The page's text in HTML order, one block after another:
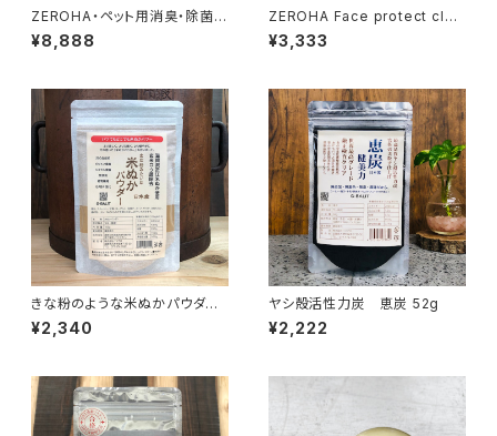
ZEROHA・ペット用消臭・除菌ス
プレー クスノキタイプ 本体約
520mlと詰め替え約1ℓセット
¥8,888
ZEROHA Face protect clea
n care 犬猫用フェイスケアスプ
レー 約220ml
¥3,333
きな粉のような米ぬかパウダー
150g
¥2,340
ヤシ殻活性力炭 恵炭 52g
¥2,222